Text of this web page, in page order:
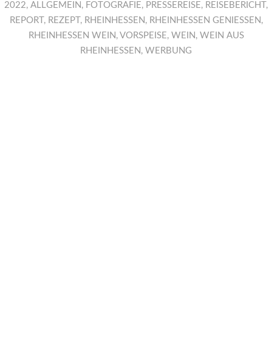
2022, ALLGEMEIN , FOTOGRAFIE, PRESSEREISE, REISEBERICHT ,
REPORT , REZEPT , RHEINHESSEN , RHEINHESSEN GENIESSEN
,
RHEINHESSEN WEIN , VORSPEISE, WEIN , WEIN AUS
RHEINHESSEN , WERBUNG